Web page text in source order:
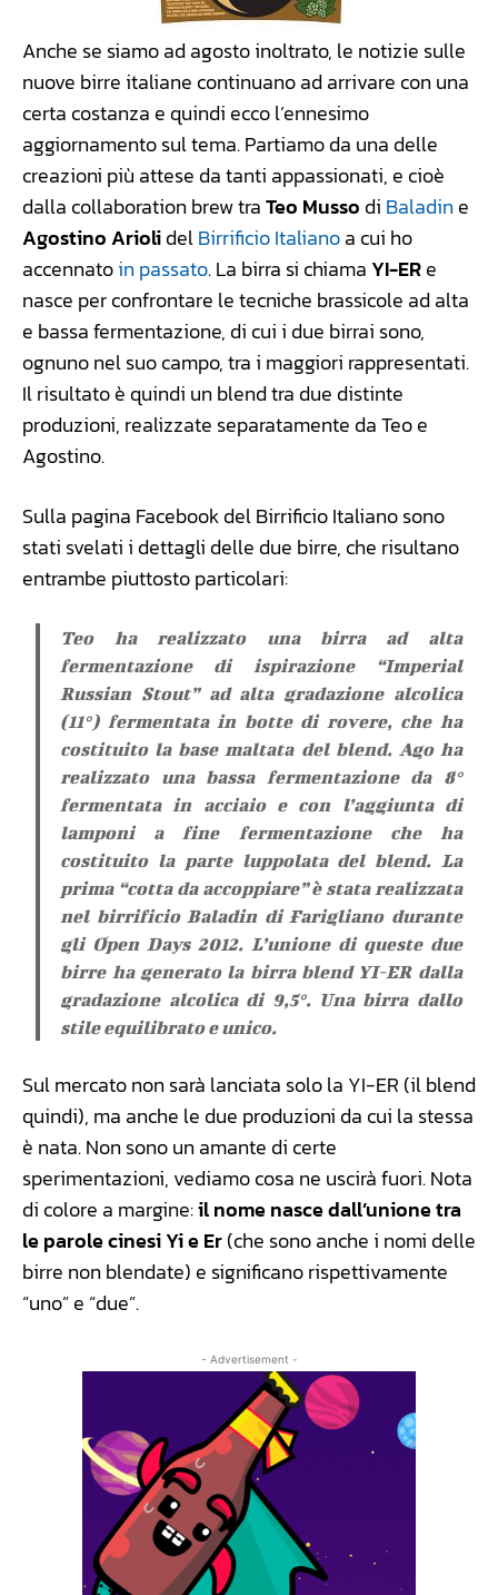
Anche se siamo ad agosto inoltrato, le notizie sulle
nuove birre italiane continuano ad arrivare con una
certa costanza e quindi ecco l’ennesimo
aggiornamento sul tema. Partiamo da una delle
creazioni più attese da tanti appassionati, e cioè
dalla collaboration brew traTeo Musso di Baladine
Agostino AriolidelBirrificio Italianoa cui ho
accennatoin passato. La birra si chiamaYI-ERe
nasce per confrontare le tecniche brassicole ad alta
e bassa fermentazione, di cui i due birrai sono,
ognuno nel suo campo, tra i maggiori rappresentati.
Il risultato è quindi un blend tra due distinte
produzioni, realizzate separatamente da Teo e
Agostino.
Sulla pagina Facebook del Birrificio Italiano sono
stati svelati i dettagli delle due birre, che risultano
entrambe piuttosto particolari:
Teo ha realizzato una birra ad alta
fermentazione di ispirazione “Imperial
Russian Stout” ad alta gradazione alcolica
(11°) fermentata in botte di rovere, che ha
costituito la base maltata del blend. Ago ha
realizzato una bassa fermentazione da 8°
fermentata in acciaio e con l’aggiunta di
lamponi a fine fermentazione che ha
costituito la parte luppolata del blend. La
prima “cotta da accoppiare” è stata realizzata
nel birrificio Baladin di Farigliano durante
gli Open Days 2012. L’unione di queste due
birre ha generato la birra blend YI-ER dalla
gradazione alcolica di 9,5°. Una birra dallo
stile equilibrato e unico.
Sul mercato non sarà lanciata solo la YI-ER (il blend
quindi), ma anche le due produzioni da cui la stessa
è nata. Non sono un amante di certe
sperimentazioni, vediamo cosa ne uscirà fuori. Nota
di colore a margine:il nome nasce dall’unione tra
le parole cinesi Yi e Er(che sono anche i nomi delle
birre non blendate) e significano rispettivamente
“uno” e “due”.
- Advertisement -